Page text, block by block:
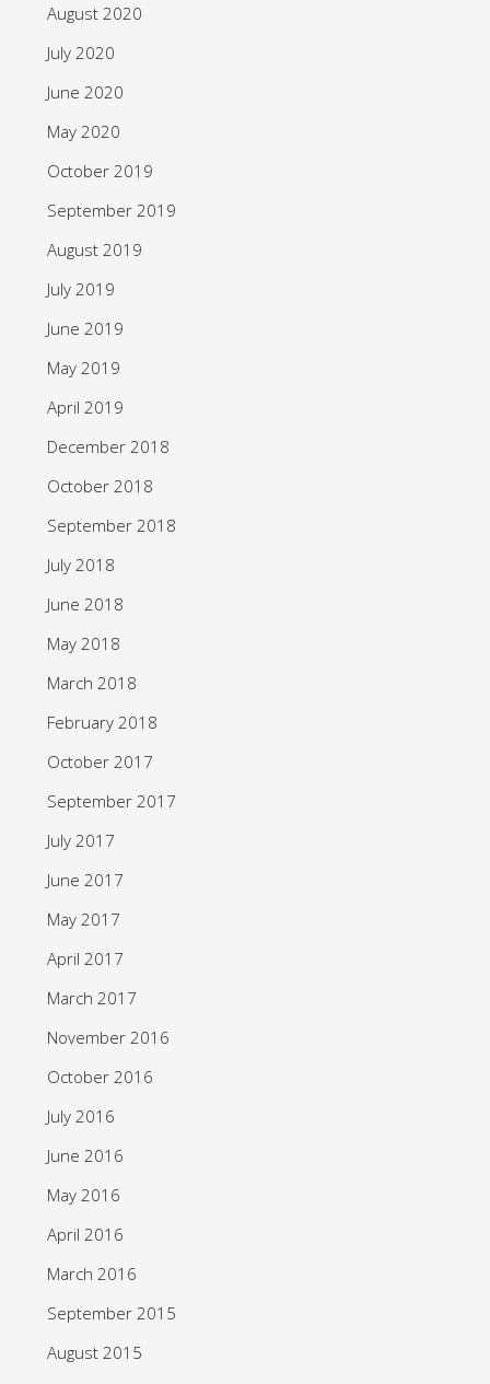
August 2020
July 2020
June 2020
May 2020
October 2019
September 2019
August 2019
July 2019
June 2019
May 2019
April 2019
December 2018
October 2018
September 2018
July 2018
June 2018
May 2018
March 2018
February 2018
October 2017
September 2017
July 2017
June 2017
May 2017
April 2017
March 2017
November 2016
October 2016
July 2016
June 2016
May 2016
April 2016
March 2016
September 2015
August 2015